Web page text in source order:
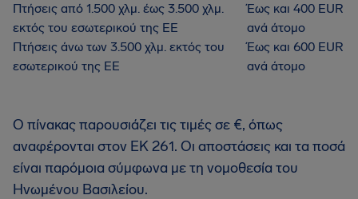
Πτήσεις από 1.500 χλμ. έως 3.500 χλμ.
εκτός του εσωτερικού της ΕΕ
Έως και 400 EUR
ανά άτομο
Πτήσεις άνω των 3.500 χλμ. εκτός του
εσωτερικού της ΕΕ
Έως και 600 EUR
ανά άτομο
Ο πίνακας παρουσιάζει τις τιμές σε €, όπως
αναφέρονται στον ΕΚ 261. Οι αποστάσεις και τα ποσά
είναι παρόμοια σύμφωνα με τη νομοθεσία του
Ηνωμένου Βασιλείου.